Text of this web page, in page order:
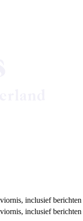
inclusief
inclusief